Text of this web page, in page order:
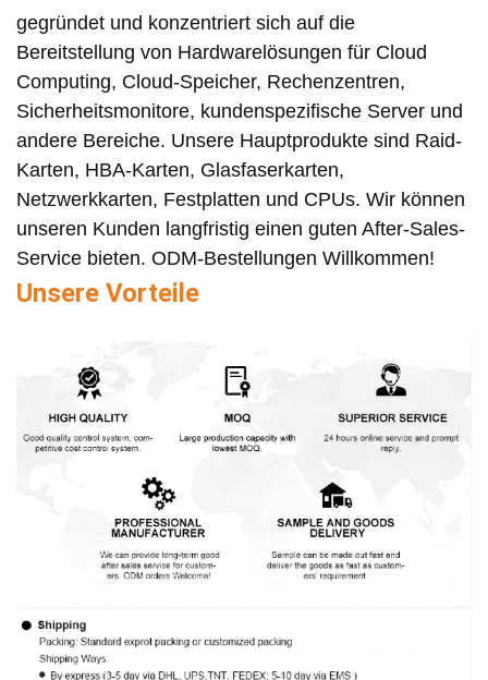
gegründet und konzentriert sich auf die
Bereitstellung von Hardwarelösungen für Cloud
Computing, Cloud-Speicher, Rechenzentren,
Sicherheitsmonitore, kundenspezifische Server und
andere Bereiche. Unsere Hauptprodukte sind Raid-
Karten, HBA-Karten, Glasfaserkarten,
Netzwerkkarten, Festplatten und CPUs. Wir können
unseren Kunden langfristig einen guten After-Sales-
Service bieten. ODM-Bestellungen Willkommen!
Unsere Vorteile